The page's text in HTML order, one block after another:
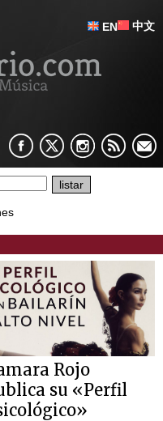
EN 中文
Rojo
su «Perfil